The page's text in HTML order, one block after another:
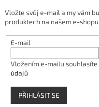
Vložte svůj e-mail a my vám
produktech na našem e-shopu.
E-mail
Vložením e-mailu souhlasíte
údajů
PŘIHLÁSIT SE